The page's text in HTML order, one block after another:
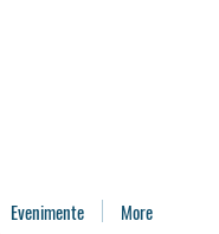
Evenimente More